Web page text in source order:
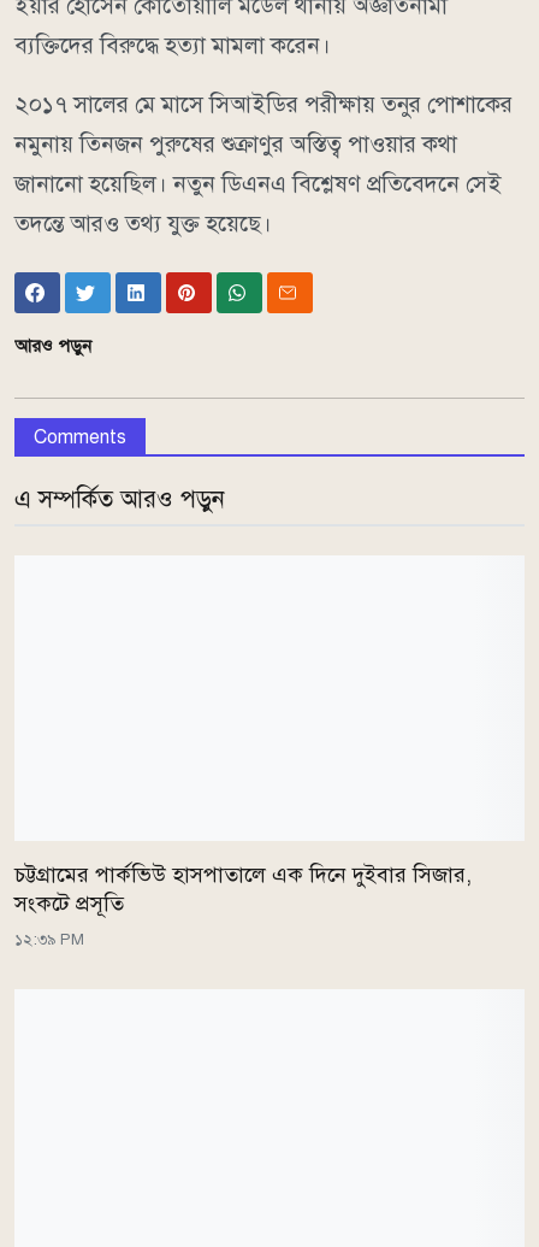
ব্যক্তিদের বিরুদ্ধে হত্যা মামলা করেন।
২০১৭ সালের মে মাসে সিআইডির পরীক্ষায় তনুর পোশাকের
নমুনায় তিনজন পুরুষের শুক্রাণুর অস্তিত্ব পাওয়ার কথা
জানানো হয়েছিল। নতুন ডিএনএ বিশ্লেষণ প্রতিবেদনে সেই
তদন্তে আরও তথ্য যুক্ত হয়েছে।
আরও পড়ুন
Comments
এ সম্পর্কিত আরও পড়ুন
চট্টগ্রামের পার্কভিউ হাসপাতালে এক দিনে দুইবার সিজার,
সংকটে প্রসূতি
১২:৩৯ PM